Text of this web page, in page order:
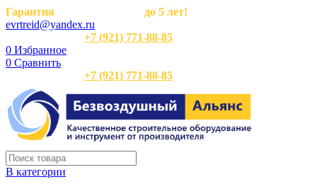
Гарантия
до 5 лет!
evrtreid@yandex.ru
+7 (921) 771-88-85
0 Избранное
0 Сравнить
+7 (921) 771-88-85
В категории